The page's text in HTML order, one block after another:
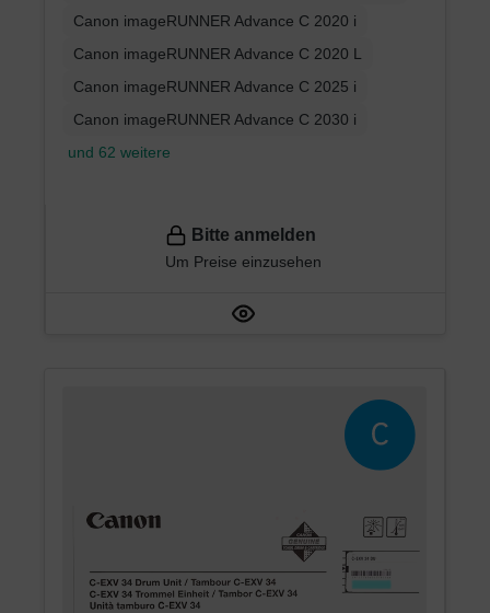
Canon imageRUNNER Advance C 2020 i
Canon imageRUNNER Advance C 2020 L
Canon imageRUNNER Advance C 2025 i
Canon imageRUNNER Advance C 2030 i
und 62 weitere
Bitte anmelden
Um Preise einzusehen